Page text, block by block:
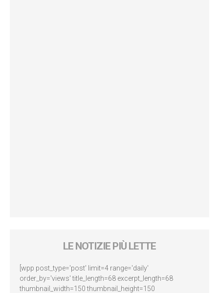
LE NOTIZIE PIÙ LETTE
[wpp post_type='post' limit=4 range='daily'
order_by='views' title_length=68 excerpt_length=68
thumbnail_width=150 thumbnail_height=150